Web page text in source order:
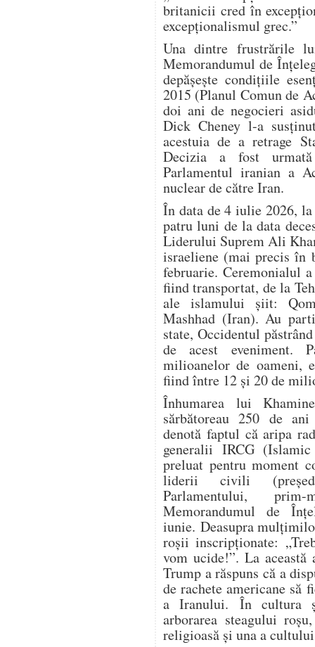
britanicii cred în
excepționalismul grec.”
Una dintre frustrările
Memorandumul de
depășește condițiile
2015 (Planul Comun de
doi ani de negocieri
Dick Cheney l-a
acestuia de a retrage
Decizia a fost
Parlamentul iranian a
nuclear de către Iran.
În data de 4 iulie 2026,
patru luni de la data
Liderului Suprem Ali
israeliene (mai precis în
februarie. Ceremonialul
fiind transportat, de la
ale islamului șiit:
Mashhad (Iran). Au
state, Occidentul
de acest eveniment.
milioanelor de oameni,
fiind între 12 și 20 de
Înhumarea lui
sărbătoreau 250 de
denotă faptul că aripa
generalii IRCG
preluat pentru moment
liderii civili
Parlamentului,
Memorandumul de
iunie. Deasupra
roșii inscripționate:
vom ucide!”. La această
Trump a răspuns că a
de rachete americane să
a Iranului. În cultura
arborarea steagului
religioasă și una a